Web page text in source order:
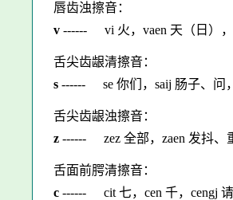
唇齿浊擦音：
v ------ vi 火，vaen 天（日）
舌尖齿龈清擦音：
s ------ se 你们，saij 肠子、问
舌尖齿龈浊擦音：
z ------ zez 全部，zaen 发抖、
舌面前腭清擦音：
c ------ cit 七，cen 千，cengj